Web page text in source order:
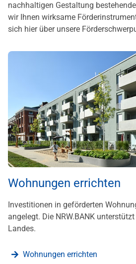
nachhaltigen Gestaltung
wir Ihnen wirksame
sich hier über unsere
Wohnungen errichten
Investitionen in geförderten
angelegt. Die NRW.BANK
Landes.
Wohnungen errichten